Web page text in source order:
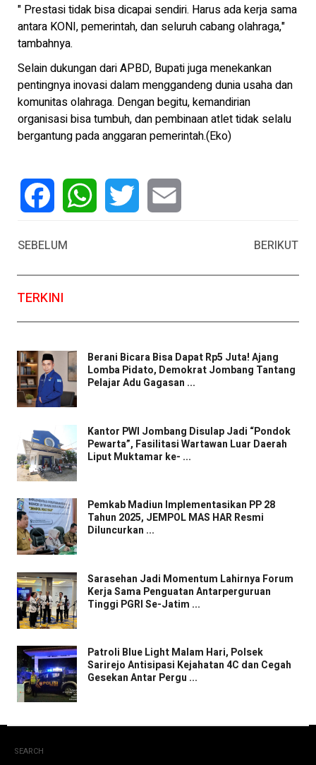
" Prestasi tidak bisa dicapai sendiri. Harus ada kerja sama
antara KONI, pemerintah, dan seluruh cabang olahraga,"
tambahnya.
Selain dukungan dari APBD, Bupati juga menekankan
pentingnya inovasi dalam menggandeng dunia usaha dan
komunitas olahraga. Dengan begitu, kemandirian
organisasi bisa tumbuh, dan pembinaan atlet tidak selalu
bergantung pada anggaran pemerintah.(Eko)
SEBELUM
BERIKUT
TERKINI
Berani Bicara Bisa Dapat Rp5 Juta! Ajang
Lomba Pidato, Demokrat Jombang Tantang
Pelajar Adu Gagasan ...
Kantor PWI Jombang Disulap Jadi “Pondok
Pewarta”, Fasilitasi Wartawan Luar Daerah
Liput Muktamar ke- ...
Pemkab Madiun Implementasikan PP 28
Tahun 2025, JEMPOL MAS HAR Resmi
Diluncurkan ...
Sarasehan Jadi Momentum Lahirnya Forum
Kerja Sama Penguatan Antarperguruan
Tinggi PGRI Se-Jatim ...
Patroli Blue Light Malam Hari, Polsek
Sarirejo Antisipasi Kejahatan 4C dan Cegah
Gesekan Antar Pergu ...
SEARCH